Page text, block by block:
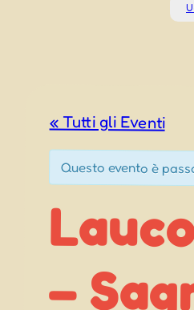
« Tutti gli Eventi
Questo evento è
–